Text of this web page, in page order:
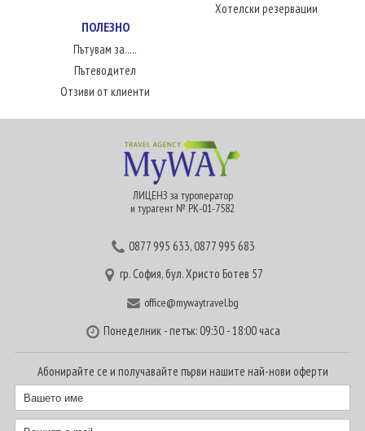
Хотелски резервации
ПОЛЕЗНО
Пътувам за.....
Пътеводител
Отзиви от клиенти
ЛИЦЕНЗ за туроператор
и турагент № РК-01-7582
0877 995 633,0877 995 683
гр. София, бул. Христо Ботев 57
office@mywaytravel.bg
Понеделник - петък: 09:30 - 18:00 часа
Абонирайте се и получавайте първи нашите най-нови оферти